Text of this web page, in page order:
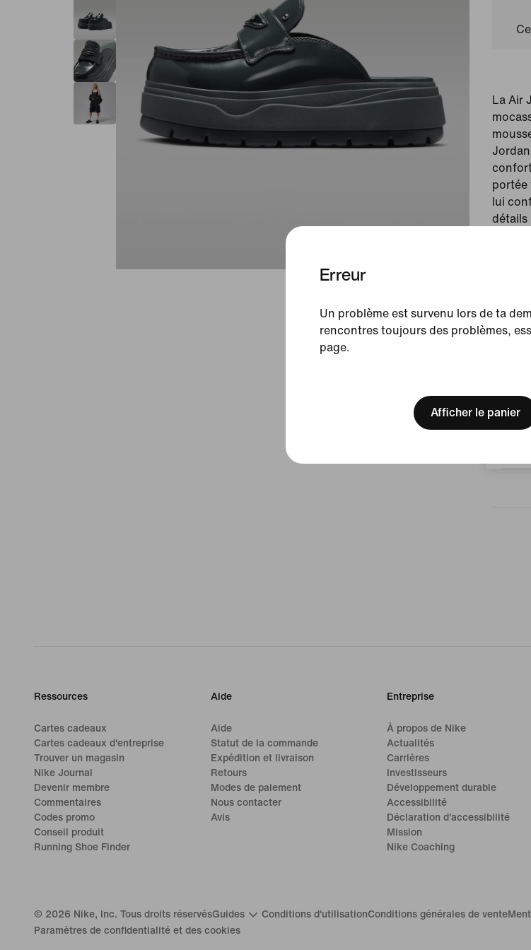
We
Erreur
Un problème est survenu lors de ta
rencontres toujours des problèmes,
page.
Afficher le panier
La Air
portée
lui
détails
Ressources
Cartes cadeaux
Cartes cadeaux d'entreprise
Trouver un magasin
Nike Journal
Devenir membre
Commentaires
Codes promo
Conseil produit
Running Shoe Finder
Aide
Aide
Statut de la commande
Expédition et livraison
Retours
Modes de paiement
Nous contacter
Avis
Entreprise
À propos de Nike
Actualités
Carrières
Investisseurs
Développement durable
Accessibilité
Déclaration d'accessibilité
Mission
Nike Coaching
© 2026 Nike, Inc. Tous droits réservésGuides Conditions d'utilisationConditions générales de vente
Paramètres de confidentialité et des cookies